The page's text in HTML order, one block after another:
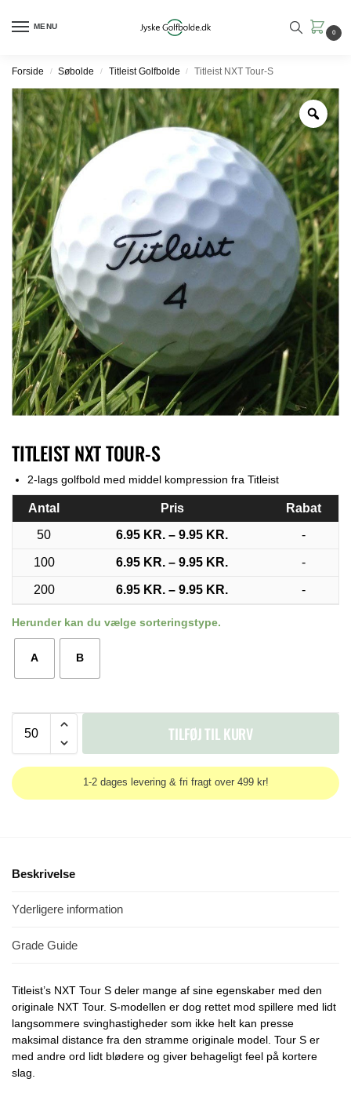
MENU
0
Forside / Søbolde / Titleist Golfbolde / Titleist NXT Tour-S
TITLEIST NXT TOUR-S
2-lags golfbold med middel kompression fra Titleist
Antal Pris
Rabat
50
6.95 KR. – 9.95 KR. -
100 6.95 KR. – 9.95 KR. -
200 6.95 KR. – 9.95 KR. -
Herunder kan du vælge sorteringstype.
A B
TILFØJ TIL KURV
1-2 dages levering & fri fragt over 499 kr!
Beskrivelse
Yderligere information
Grade Guide
Titleist’s NXT Tour S deler mange af sine egenskaber med den
originale NXT Tour. S-modellen er dog rettet mod spillere med lidt
langsommere svinghastigheder som ikke helt kan presse
maksimal distance fra den stramme originale model. Tour S er
med andre ord lidt blødere og giver behageligt feel på kortere
slag.